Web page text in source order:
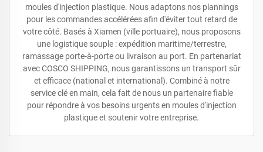
moules d'injection plastique. Nous adaptons nos plannings
pour les commandes accélérées afin d'éviter tout retard de
votre côté. Basés à Xiamen (ville portuaire), nous proposons
une logistique souple : expédition maritime/terrestre,
ramassage porte-à-porte ou livraison au port. En partenariat
avec COSCO SHIPPING, nous garantissons un transport sûr
et efficace (national et international). Combiné à notre
service clé en main, cela fait de nous un partenaire fiable
pour répondre à vos besoins urgents en moules d'injection
plastique et soutenir votre entreprise.